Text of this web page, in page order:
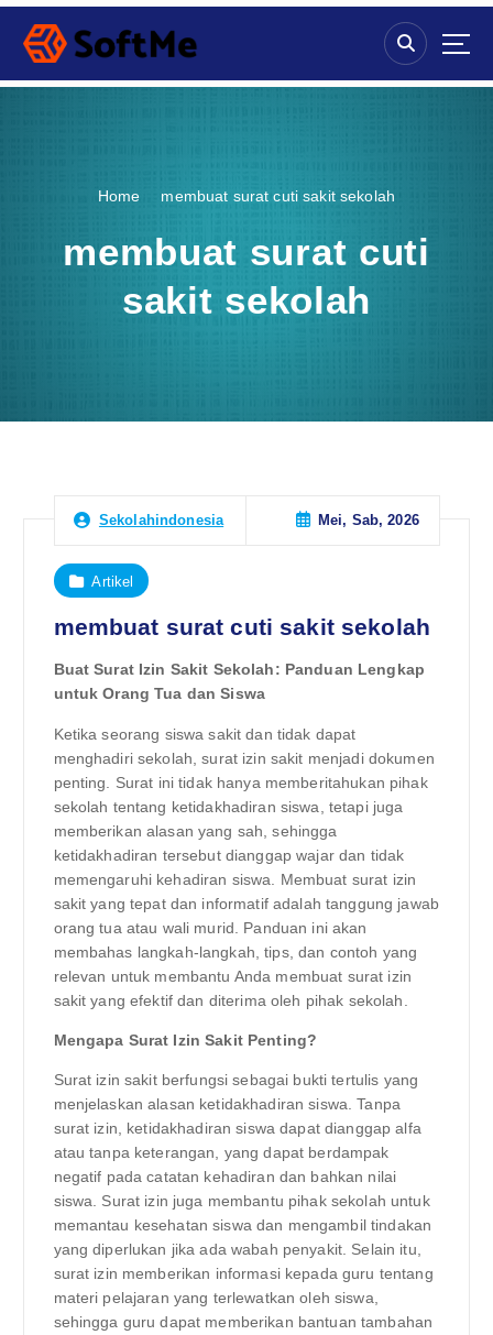
S
p
Home membuat surat cuti sakit sekolah
membuat surat cuti
sakit sekolah
Sekolahindonesia Mei, Sab, 2026
Artikel
membuat surat cuti sakit sekolah
Buat Surat Izin Sakit Sekolah: Panduan Lengkap
untuk Orang Tua dan Siswa
Ketika seorang siswa sakit dan tidak dapat
menghadiri sekolah, surat izin sakit menjadi dokumen
penting. Surat ini tidak hanya memberitahukan pihak
sekolah tentang ketidakhadiran siswa, tetapi juga
memberikan alasan yang sah, sehingga
ketidakhadiran tersebut dianggap wajar dan tidak
memengaruhi kehadiran siswa. Membuat surat izin
sakit yang tepat dan informatif adalah tanggung jawab
orang tua atau wali murid. Panduan ini akan
membahas langkah-langkah, tips, dan contoh yang
relevan untuk membantu Anda membuat surat izin
sakit yang efektif dan diterima oleh pihak sekolah.
Mengapa Surat Izin Sakit Penting?
Surat izin sakit berfungsi sebagai bukti tertulis yang
menjelaskan alasan ketidakhadiran siswa. Tanpa
surat izin, ketidakhadiran siswa dapat dianggap alfa
atau tanpa keterangan, yang dapat berdampak
negatif pada catatan kehadiran dan bahkan nilai
siswa. Surat izin juga membantu pihak sekolah untuk
memantau kesehatan siswa dan mengambil tindakan
yang diperlukan jika ada wabah penyakit. Selain itu,
surat izin memberikan informasi kepada guru tentang
materi pelajaran yang terlewatkan oleh siswa,
sehingga guru dapat memberikan bantuan tambahan